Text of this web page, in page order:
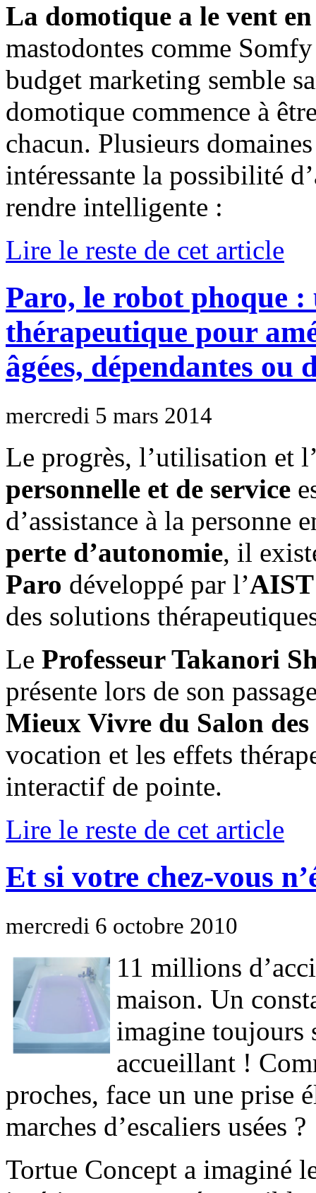
La domotique a le vent
mastodontes comme
budget marketing semble
domotique commence à
chacun. Plusieurs
intéressante la possibilité
rendre intelligente :
Lire le reste de cet article
Paro, le robot phoque
thérapeutique pour
âgées, dépendantes ou
mercredi 5 mars 2014
Le progrès, l’utilisation et
personnelle et de service
d’assistance à la personne
perte d’autonomie, il
Paro développé par l’AIST
des solutions
Le Professeur Takanori
présente lors de son
Mieux Vivre du Salon des
vocation et les effets
interactif de pointe.
Lire le reste de cet article
Et si votre chez-vous
mercredi 6 octobre 2010
11 millions
maison. Un
imagine toujours
accueillant !
proches, face un une prise
marches d’escaliers usées ?
Tortue Concept a imaginé